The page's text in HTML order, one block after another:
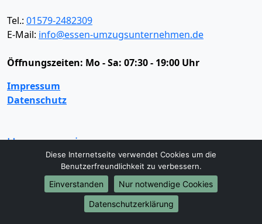
Tel.: 01579-2482309
E-Mail: info@essen-umzugsunternehmen.de
Öffnungszeiten: Mo - Sa: 07:30 - 19:00 Uhr
Impressum
Datenschutz
Umzugsservice
Umzugsservice Behördenumzug
Büroumzug
Fernumzug
Firmenumzug
Laborumzug
Mini Umzug
Praxisumzug
Privatumzug
Studentenumzug
Diese Internetseite verwendet Cookies um die
Benutzerfreundlichkeit zu verbessern.
Einverstanden
Nur notwendige Cookies
Datenschutzerklärung